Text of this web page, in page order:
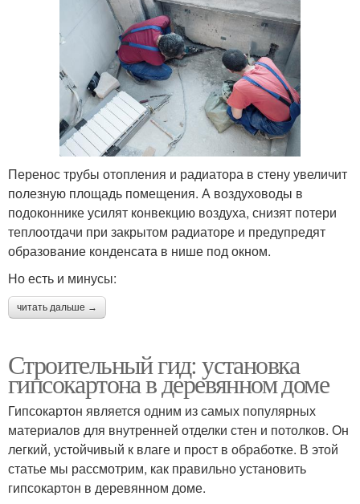
Перенос трубы отопления и радиатора в стену увеличит
полезную площадь помещения. А воздуховоды в
подоконнике усилят конвекцию воздуха, снизят потери
теплоотдачи при закрытом радиаторе и предупредят
образование конденсата в нише под окном.
Но есть и минусы:
читать дальше →
Строительный гид: установка
гипсокартона в деревянном доме
Гипсокартон является одним из самых популярных
материалов для внутренней отделки стен и потолков. Он
легкий, устойчивый к влаге и прост в обработке. В этой
статье мы рассмотрим, как правильно установить
гипсокартон в деревянном доме.